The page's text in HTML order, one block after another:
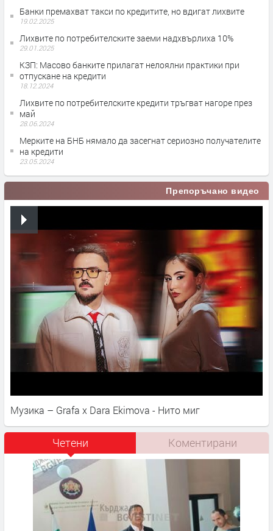
Банки премахват такси по кредитите, но вдигат лихвите
19.02.2025
Лихвите по потребителските заеми надхвърлиха 10%
29.01.2025
КЗП: Масово банките прилагат нелоялни практики при
отпускане на кредити
18.12.2024
Лихвите по потребителските кредити тръгват нагоре през
май
28.06.2024
Мерките на БНБ нямало да засегнат сериозно получателите
на кредити
23.05.2024
Препоръчано видео
Музика – Grafa x Dara Ekimova - Нито миг
Четени Коментирани